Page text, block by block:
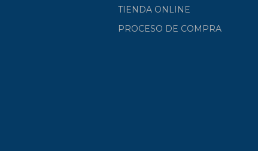
TIENDA ONLINE
PROCESO DE COMPRA